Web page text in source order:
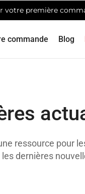
votre première
commande Blog
ressource pour
dernières